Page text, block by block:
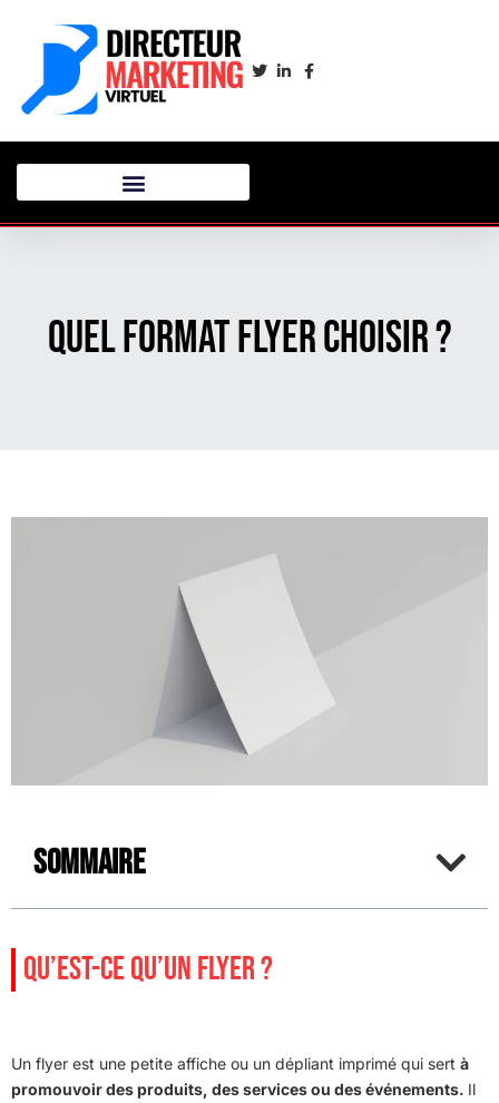
Quel format flyer choisir ?
Sommaire
QU’EST-CE QU’UN FLYER ?
Un flyer est une petite affiche ou un dépliant imprimé qui sert à
promouvoir des produits, des services ou des événements. Il